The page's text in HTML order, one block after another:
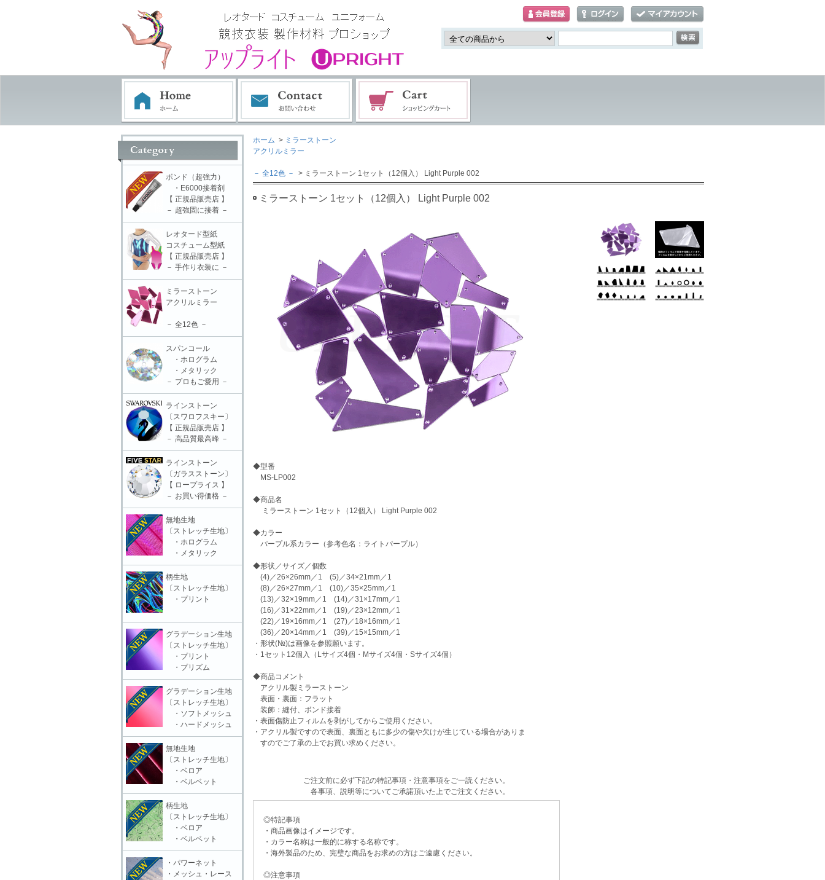
ホーム > ミラーストーン
アクリルミラー
－ 全12色 － > ミラーストーン 1セット（12個入） Light Purple 002
ミラーストーン 1セット（12個入） Light Purple 002
◆型番
MS-LP002
◆商品名
ミラーストーン 1セット（12個入） Light Purple 002
◆カラー
パープル系カラー（参考色名：ライトパープル）
◆形状／サイズ／個数
(4)／26×26mm／1 (5)／34×21mm／1
(8)／26×27mm／1 (10)／35×25mm／1
(13)／32×19mm／1 (14)／31×17mm／1
(16)／31×22mm／1 (19)／23×12mm／1
(22)／19×16mm／1 (27)／18×16mm／1
(36)／20×14mm／1 (39)／15×15mm／1
・形状(№)は画像を参照願います。
・1セット12個入（Lサイズ4個・Mサイズ4個・Sサイズ4個）
◆商品コメント
アクリル製ミラーストーン
表面・裏面：フラット
装飾：縫付、ボンド接着
・表面傷防止フィルムを剥がしてからご使用ください。
・アクリル製ですので表面、裏面ともに多少の傷や欠けが生じている場合がありま
すのでご了承の上でお買い求めください。
ご注文前に必ず下記の特記事項・注意事項をご一読ください。
各事項、説明等についてご承諾頂いた上でご注文ください。
◎特記事項
・商品画像はイメージです。
・カラー名称は一般的に称する名称です。
・海外製品のため、完璧な商品をお求めの方はご遠慮ください。
◎注意事項
ボンド（超強力）
・E6000接着剤
【 正規品販売店 】
－ 超強固に接着 －
レオタード型紙
コスチューム型紙
【 正規品販売店 】
－ 手作り衣装に －
ミラーストーン
アクリルミラー
－ 全12色 －
スパンコール
・ホログラム
・メタリック
－ プロもご愛用 －
ラインストーン
〔スワロフスキー〕
【 正規品販売店 】
－ 高品質最高峰 －
ラインストーン
〔ガラスストーン〕
【 ロープライス 】
－ お買い得価格 －
無地生地
〔ストレッチ生地〕
・ホログラム
・メタリック
柄生地
〔ストレッチ生地〕
・プリント
グラデーション生地
〔ストレッチ生地〕
・プリント
・プリズム
グラデーション生地
〔ストレッチ生地〕
・ソフトメッシュ
・ハードメッシュ
無地生地
〔ストレッチ生地〕
・ベロア
・ベルベット
柄生地
〔ストレッチ生地〕
・ベロア
・ベルベット
・パワーネット
・メッシュ・レース